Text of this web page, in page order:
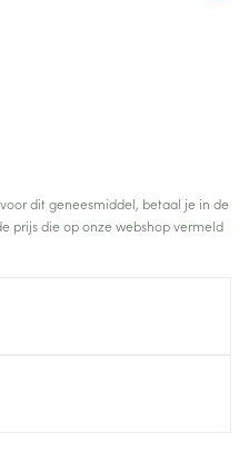
dit geneesmiddel, betaal je in de
prijs die op onze webshop vermeld